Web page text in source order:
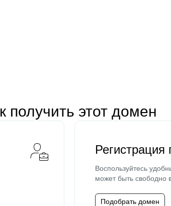
получить этот домен
Воспользуйтесь
может быть свободно
Подобрать домен